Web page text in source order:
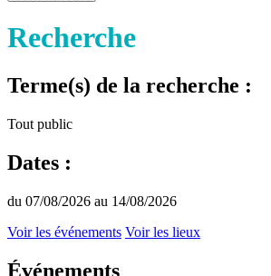
Recherche
Terme(s) de la recherche :
Tout public
Dates :
du 07/08/2026 au 14/08/2026
Voir les événements Voir les lieux
Événements